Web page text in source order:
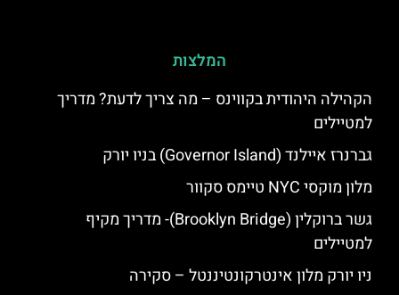
המלצות
הקהילה היהודית בקווינס – מה צריך לדעת? מדריך
למטיילים
גברנרז איילנד (Governor Island) בניו יורק
מלון מוקסי NYC טיימס סקוור
גשר ברוקלין (Brooklyn Bridge)- מדריך מקיף
למטיילים
ניו יורק מלון אינטרקונטיננטל – סקירה